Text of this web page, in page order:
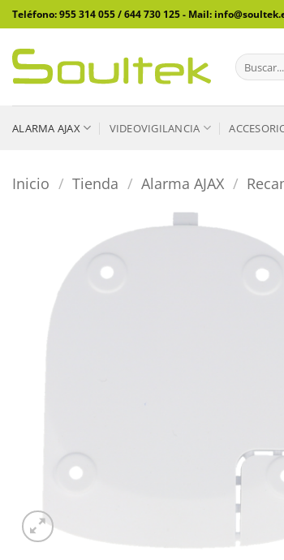
Saltar
al
contenido
Teléfono: 955 314 055 / 644 730 125 - Mail:
Buscar
por:
ALARMA AJAX VIDEOVIGILANCIA
Inicio / Tienda / Alarma AJAX /